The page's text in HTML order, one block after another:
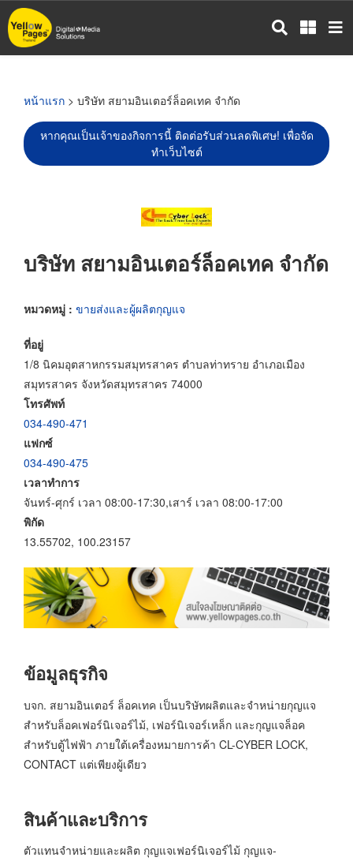
ข้าม
ไป
หน้าแรก > บริษัท สยามอินเตอร์ล็อคเทค จำกัด
หากคุณเป็นเจ้าของกิจการนี้ ติดต่อรับส่วนลดพิเศษ! เพื่อจัด
ทำเว็บไซต์
บริษัท สยามอินเตอร์ล็อคเทค จำกัด
หมวดหมู่ : ขายส่งและผู้ผลิตกุญแจ
ที่อยู่
1/8 นิคมอุตสาหกรรมสมุทรสาคร ตำบลท่าทราย อำเภอเมือง
สมุทรสาคร จังหวัดสมุทรสาคร 74000
โทรศัพท์
034-490-471
แฟกซ์
034-490-475
เวลาทำการ
จันทร์-ศุกร์ เวลา 08:00-17:30,เสาร์ เวลา 08:00-17:00
พิกัด
13.55702, 100.23157
ข้อมูลธุรกิจ
บจก. สยามอินเตอร์ ล็อคเทค เป็นบริษัทผลิตและจำหน่ายกุญแจ
สำหรับล็อคเฟอร์นิเจอร์ไม้, เฟอร์นิเจอร์เหล็ก และกุญแจล็อค
สำหรับตู้ไฟฟ้า ภายใต้เครื่องหมายการค้า CL-CYBER LOCK,
CONTACT แต่เพียงผู้เดียว
สินค้าและบริการ
ตัวแทนจำหน่ายและผลิต กุญแจเฟอร์นิเจอร์ไม้ กุญแจ-